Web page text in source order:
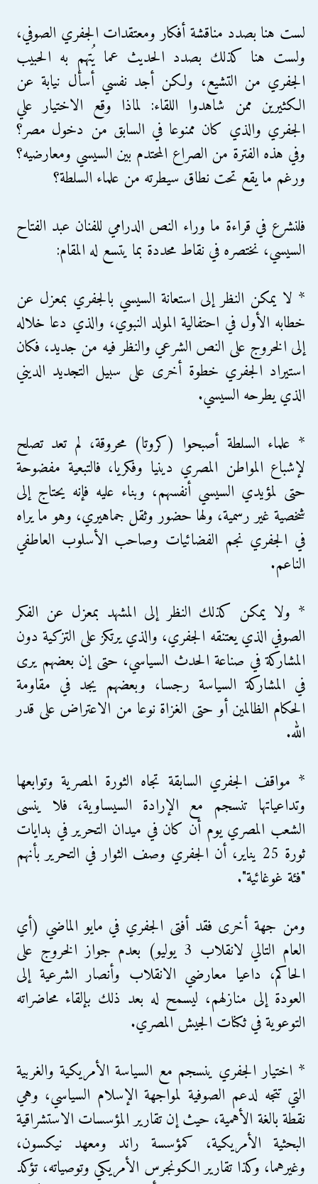
لست هنا بصدد مناقشة أفكار ومعتقدات الجفري الصوفي،
ولست هنا كذلك بصدد الحديث عما يُتهم به الحبيب
الجفري من التشيع، ولكن أجد نفسي أسأل نيابة عن
الكثيرين ممن شاهدوا اللقاء: لماذا وقع الاختيار علي
الجفري والذي كان ممنوعا في السابق من دخول مصر؟
وفي هذه الفترة من الصراع المحتدم بين السيسي ومعارضيه؟
ورغم ما يقع تحت نطاق سيطرته من علماء السلطة؟
فلنشرع في قراءة ما وراء النص الدرامي للفنان عبد الفتاح
السيسي، نختصره في نقاط محددة بما يتسع له المقام:
* لا يمكن النظر إلى استعانة السيسي بالجفري بمعزل عن
خطابه الأول في احتفالية المولد النبوي، والذي دعا خلاله
إلى الخروج على النص الشرعي والنظر فيه من جديد، فكان
استيراد الجفري خطوة أخرى على سبيل التجديد الديني
الذي يطرحه السيسي.
* علماء السلطة أصبحوا (كروتا) محروقة، لم تعد تصلح
لإشباع المواطن المصري دينيا وفكريا، فالتبعية مفضوحة
حتى لمؤيدي السيسي أنفسهم، وبناء عليه فإنه يحتاج إلى
شخصية غير رسمية، ولها حضور وثقل جماهيري، وهو ما يراه
في الجفري نجم الفضائيات وصاحب الأسلوب العاطفي
الناعم.
* ولا يمكن كذلك النظر إلى المشهد بمعزل عن الفكر
الصوفي الذي يعتنقه الجفري، والذي يرتكز على التزكية دون
المشاركة في صناعة الحدث السياسي، حتى إن بعضهم يرى
في المشاركة السياسة رجسا، وبعضهم يجد في مقاومة
الحكام الظالمين أو حتى الغزاة نوعا من الاعتراض على قدر
الله.
* مواقف الجفري السابقة تجاه الثورة المصرية وتوابعها
وتداعياتها تنسجم مع الإرادة السيساوية، فلا ينسى
الشعب المصري يوم أن كان في ميدان التحرير في بدايات
ثورة 25 يناير، أن الجفري وصف الثوار في التحرير بأنهم
"فئة غوغائية".
ومن جهة أخرى فقد أفتى الجفري في مايو الماضي (أي
العام التالي لانقلاب 3 يوليو) بعدم جواز الخروج على
الحاكم، داعيا معارضي الانقلاب وأنصار الشرعية إلى
العودة إلى منازلهم، ليسمح له بعد ذلك بإلقاء محاضراته
التوعوية في ثكنات الجيش المصري.
* اختيار الجفري ينسجم مع السياسة الأمريكية والغربية
التي تتجه لدعم الصوفية لمواجهة الإسلام السياسي، وهي
نقطة بالغة الأهمية، حيث إن تقارير المؤسسات الاستشراقية
البحثية الأمريكية، كمؤسسة راند ومعهد نيكسون،
وغيرهما، وكذا تقارير الكونجرس الأمريكي وتوصياته، تؤكد